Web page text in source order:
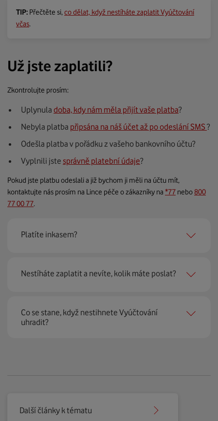
TIP: Přečtěte si,co dělat, když nestíháte zaplatit Vyúčtování
včas.
Už jste zaplatili?
Zkontrolujte prosím:
Uplynula doba, kdy nám měla přijít vaše platba?
Nebyla platba připsána na náš účet až po odeslání SMS ?
Odešla platba v pořádku z vašeho bankovního účtu?
Vyplnili jste správně platební údaje?
Pokud jste platbu odeslali a již bychom ji měli na účtu mít,
kontaktujte nás prosím na Lince péče o zákazníky na *77 nebo 800
77 00 77.
Platíte inkasem?
Vaše platba možná neprošla kvůli překročení inkasního
limitu nebo nedostatečnému zůstatku na vašem účtu.
platba neprošla a je třeba, abystezaplatili
jiným způsobem
Nestíháte zaplatit a nevíte, kolik máte poslat?
Co dělat, pokud nestíháte uhradit?
Co se stane, když nestihnete Vyúčtování
uhradit?
Můžeme omezit vaše využívané služby a
Další články k tématu